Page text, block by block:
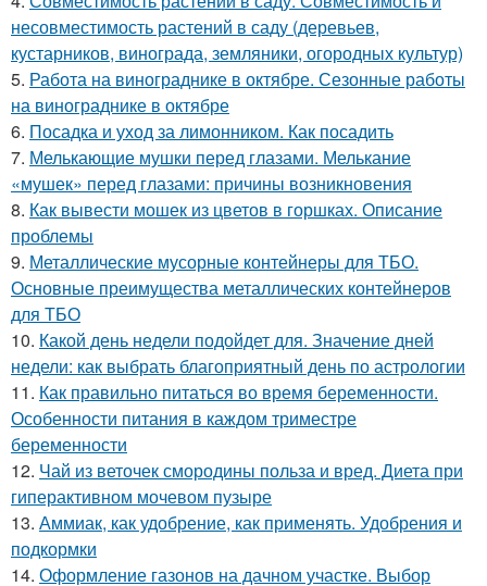
несовместимость растений в саду (деревьев,
кустарников, винограда, земляники, огородных культур)
5. Работа на винограднике в октябре. Сезонные работы
на винограднике в октябре
6. Посадка и уход за лимонником. Как посадить
7. Мелькающие мушки перед глазами. Мелькание
«мушек» перед глазами: причины возникновения
8. Как вывести мошек из цветов в горшках. Описание
проблемы
9. Металлические мусорные контейнеры для ТБО.
Основные преимущества металлических контейнеров
для ТБО
10. Какой день недели подойдет для. Значение дней
недели: как выбрать благоприятный день по астрологии
11. Как правильно питаться во время беременности.
Особенности питания в каждом триместре
беременности
12. Чай из веточек смородины польза и вред. Диета при
гиперактивном мочевом пузыре
13. Аммиак, как удобрение, как применять. Удобрения и
подкормки
14. Оформление газонов на дачном участке. Выбор